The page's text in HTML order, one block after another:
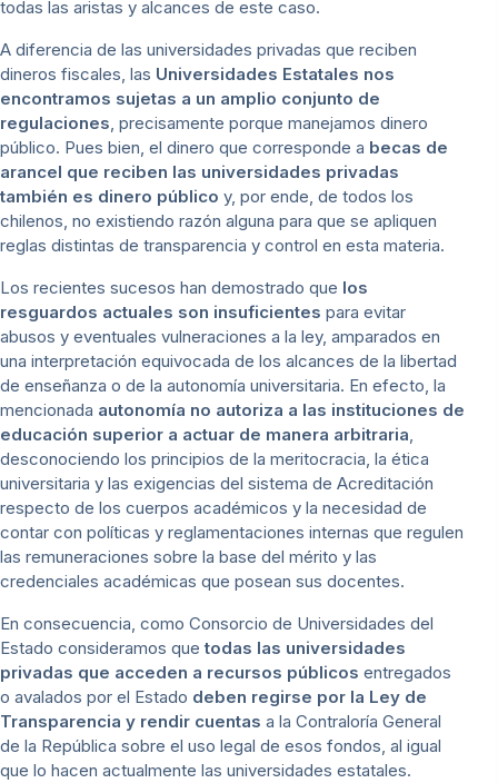
todas las aristas y alcances de este caso.
A diferencia de las universidades privadas que reciben
dineros fiscales, las Universidades Estatales nos
encontramos sujetas a un amplio conjunto de
regulaciones, precisamente porque manejamos dinero
público. Pues bien, el dinero que corresponde a becas de
arancel que reciben las universidades privadas
también es dinero público y, por ende, de todos los
chilenos, no existiendo razón alguna para que se apliquen
reglas distintas de transparencia y control en esta materia.
Los recientes sucesos han demostrado que los
resguardos actuales son insuficientes para evitar
abusos y eventuales vulneraciones a la ley, amparados en
una interpretación equivocada de los alcances de la libertad
de enseñanza o de la autonomía universitaria. En efecto, la
mencionada autonomía no autoriza a las instituciones de
educación superior a actuar de manera arbitraria,
desconociendo los principios de la meritocracia, la ética
universitaria y las exigencias del sistema de Acreditación
respecto de los cuerpos académicos y la necesidad de
contar con políticas y reglamentaciones internas que regulen
las remuneraciones sobre la base del mérito y las
credenciales académicas que posean sus docentes.
En consecuencia, como Consorcio de Universidades del
Estado consideramos que todas las universidades
privadas que acceden a recursos públicos entregados
o avalados por el Estado deben regirse por la Ley de
Transparencia y rendir cuentas a la Contraloría General
de la República sobre el uso legal de esos fondos, al igual
que lo hacen actualmente las universidades estatales.